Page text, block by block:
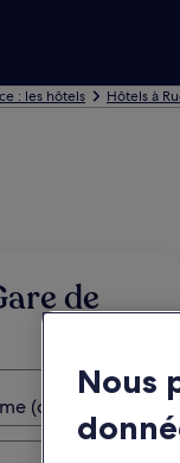
: les hôtels Hôtels à
de
Nous